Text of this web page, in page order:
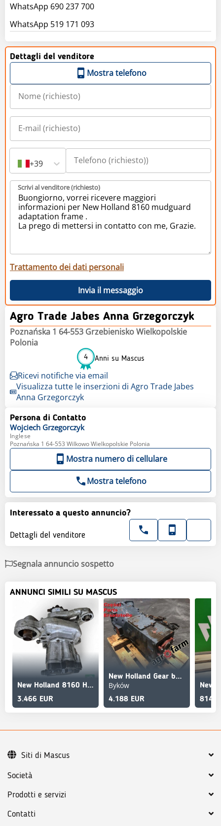
WhatsApp 690 237 700
WhatsApp 519 171 093
Dettagli del venditore
Mostra telefono
+39
Scrivi al venditore (richiesto)
Trattamento dei dati personali
Invia il messaggio
Agro Trade Jabes Anna Grzegorczyk
Poznańska 1 64-553 Grzebienisko Wielkopolskie
Polonia
4 Anni su Mascus
Ricevi notifiche via email
Visualizza tutte le inserzioni di Agro Trade Jabes
Anna Grzegorczyk
Persona di Contatto
Wojciech Grzegorczyk
Inglese
Poznańska 1 64-553 Wilkowo Wielkopolskie Polonia
Mostra numero di cellulare
Mostra telefono
Interessato a questo annuncio?
Dettagli del venditore
Segnala annuncio sospetto
ANNUNCI SIMILI SU MASCUS
New Holland 8160 Hydraulic Pump 82007671 CNH 82005017
3.466 EUR
New Holland Gear box transmission 8160
Byków
4.188 EUR 814
Società
Prodotti e servizi
Contatti
Siti di Mascus